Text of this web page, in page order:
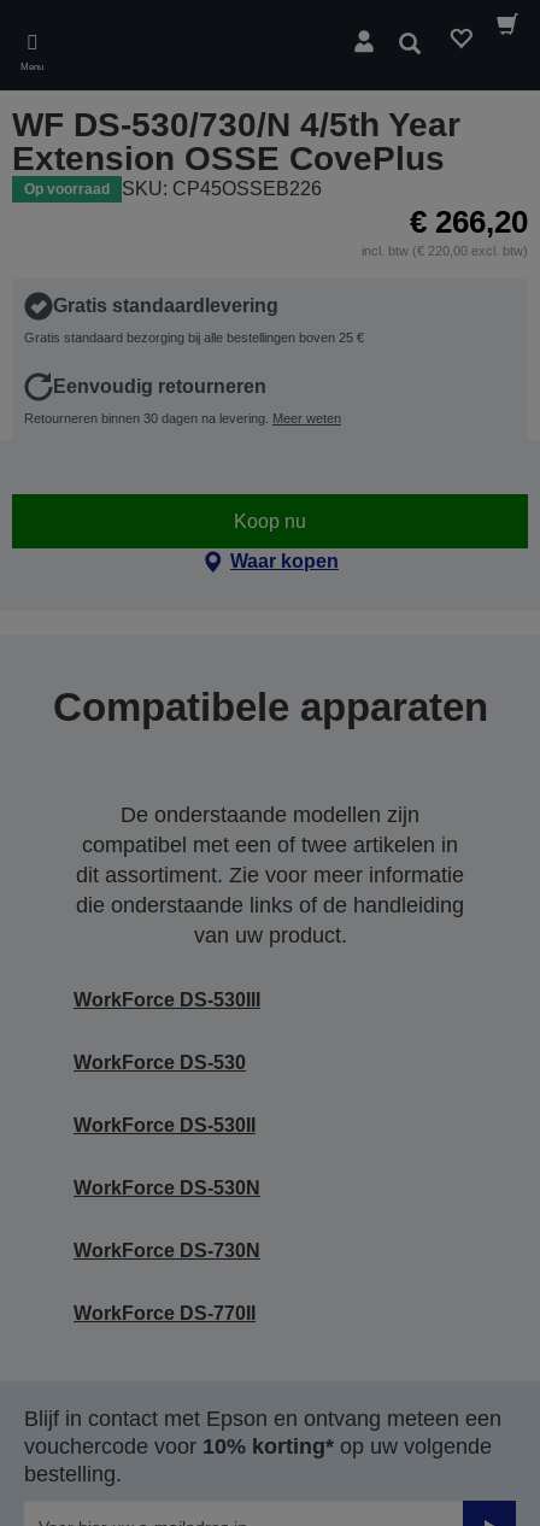
main
content
Menu
Zoeken
WF DS-530/730/N 4/5th Year
Extension OSSE CovePlus
Op voorraad SKU: CP45OSSEB226
€ 266,20
incl. btw (€ 220,00 excl. btw)
Gratis standaardlevering
Gratis standaard bezorging bij alle bestellingen boven 25 €
Eenvoudig retourneren
Retourneren binnen 30 dagen na levering. Meer weten
Koop nu
Waar kopen
Compatibele apparaten
De onderstaande modellen zijn
compatibel met een of twee artikelen in
dit assortiment. Zie voor meer informatie
die onderstaande links of de handleiding
van uw product.
WorkForce DS-530III
WorkForce DS-530
WorkForce DS-530II
WorkForce DS-530N
WorkForce DS-730N
WorkForce DS-770II
Blijf in contact met Epson en ontvang meteen een
vouchercode voor 10% korting* op uw volgende
bestelling.